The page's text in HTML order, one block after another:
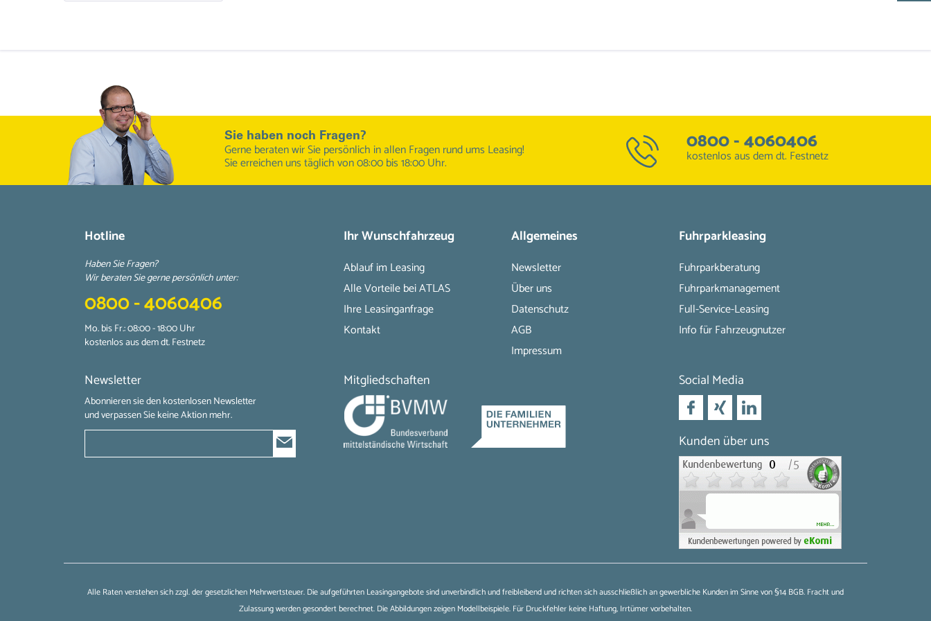
Sie haben noch Fragen?
Gerne beraten wir Sie persönlich in allen Fragen rund ums Leasing!
Sie erreichen uns täglich von 08:00 bis 18:00 Uhr.
0800 - 4060406
kostenlos aus dem dt. Festnetz
Hotline
Haben Sie Fragen?
Wir beraten Sie gerne persönlich unter:
0800 - 4060406
Mo. bis Fr.: 08:00 - 18:00 Uhr
kostenlos aus dem dt. Festnetz
Ihr Wunschfahrzeug
Ablauf im Leasing
Alle Vorteile bei ATLAS
Ihre Leasinganfrage
Kontakt
Allgemeines
Newsletter
Über uns
Datenschutz
AGB
Impressum
Fuhrparkleasing
Fuhrparkberatung
Fuhrparkmanagement
Full-Service-Leasing
Info für Fahrzeugnutzer
Newsletter
Abonnieren sie den kostenlosen Newsletter
und verpassen Sie keine Aktion mehr.
Mitgliedschaften Social Media
Kunden über uns
Alle Raten verstehen sich zzgl. der gesetzlichen Mehrwertsteuer. Die aufgeführten Leasingangebote sind unverbindlich und freibleibend und richten sich ausschließlich an gewerbliche Kunden im Sinne von §14 BGB. Fracht und
Zulassung werden gesondert berechnet. Die Abbildungen zeigen Modellbeispiele. Für Druckfehler keine Haftung, Irrtümer vorbehalten.